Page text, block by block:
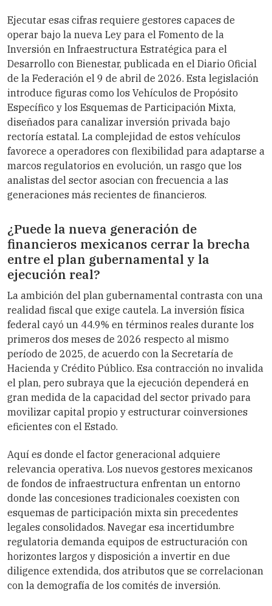
Ejecutar esas cifras requiere gestores capaces de
operar bajo la nueva Ley para el Fomento de la
Inversión en Infraestructura Estratégica para el
Desarrollo con Bienestar, publicada en el Diario Oficial
de la Federación el 9 de abril de 2026. Esta legislación
introduce figuras como los Vehículos de Propósito
Específico y los Esquemas de Participación Mixta,
diseñados para canalizar inversión privada bajo
rectoría estatal. La complejidad de estos vehículos
favorece a operadores con flexibilidad para adaptarse a
marcos regulatorios en evolución, un rasgo que los
analistas del sector asocian con frecuencia a las
generaciones más recientes de financieros.
¿Puede la nueva generación de
financieros mexicanos cerrar la brecha
entre el plan gubernamental y la
ejecución real?
La ambición del plan gubernamental contrasta con una
realidad fiscal que exige cautela. La inversión física
federal cayó un 44.9% en términos reales durante los
primeros dos meses de 2026 respecto al mismo
período de 2025, de acuerdo con la Secretaría de
Hacienda y Crédito Público. Esa contracción no invalida
el plan, pero subraya que la ejecución dependerá en
gran medida de la capacidad del sector privado para
movilizar capital propio y estructurar coinversiones
eficientes con el Estado.
Aquí es donde el factor generacional adquiere
relevancia operativa. Los nuevos gestores mexicanos
de fondos de infraestructura enfrentan un entorno
donde las concesiones tradicionales coexisten con
esquemas de participación mixta sin precedentes
legales consolidados. Navegar esa incertidumbre
regulatoria demanda equipos de estructuración con
horizontes largos y disposición a invertir en due
diligence extendida, dos atributos que se correlacionan
con la demografía de los comités de inversión.